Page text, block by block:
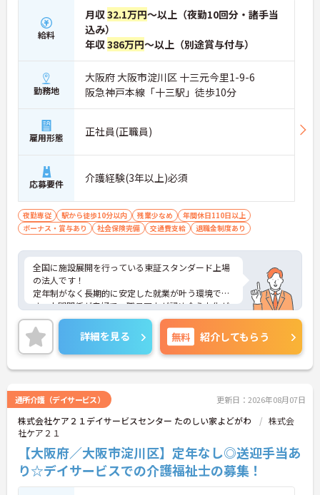
給料
月収32.1万円～以上（夜勤10回分・諸手当
込み）
年収386万円～以上（別途賞与付与）
勤務地
大阪府 大阪市淀川区 十三元今里1-9-6
阪急神戸本線「十三駅」徒歩10分
雇用形態 正社員(正職員)
応募要件 介護経験(3年以上)必須
夜勤専従 駅から徒歩10分以内 残業少なめ
年間休日110日以上
ボーナス・賞与あり
社会保険完備 交通費支給 退職金制度あり
全国に施設展開を行っている東証スタンダード上場
の法人です！
定年制がなく長期的に安定した就業が叶う環境で
す。人間関係が良好で、職員同士が認め合う文化が
根付いています。
ご興味のある方には、面接対策ポイントなど、さら
に詳細をご案内しますのでお気軽にご相談くださ
い！
詳細を見る 無料 紹介してもらう
通所介護（デイサービス） 更新日：2026年08月07日
株式会社ケア２１デイサービスセンター たのしい家よどがわ
株式会
社ケア２１
【大阪府／大阪市淀川区】定年なし◎送迎手当あ
り☆デイサービスでの介護福祉士の募集！